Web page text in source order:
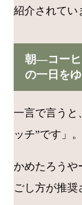
紹介されてい
朝―コーヒ
の一日をゆ
一言で言うと
ッチ”です」。
かめたろうや
ごし方が推奨